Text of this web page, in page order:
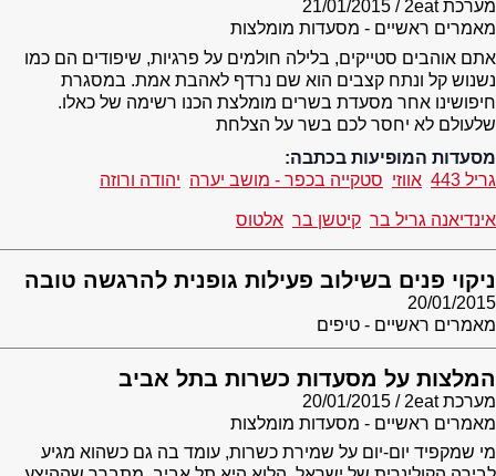
מערכת 2eat
21/01/2015
מאמרים ראשיים - מסעדות מומלצות
אתם אוהבים סטייקים, בלילה חולמים על פרגיות, שיפודים הם כמו
נשנוש קל ונתח קצבים הוא שם נרדף לאהבת אמת. במסגרת
חיפושינו אחר מסעדת בשרים מומלצת הכנו רשימה של כאלו.
שלעולם לא יחסר לכם בשר על הצלחת
מסעדות המופיעות בכתבה:
גריל 443
אווזי סטקייה בכפר - מושב יערה יהודה ורוזה
אינדיאנה גריל בר קיטשן בר אלטוס
ניקוי פנים בשילוב פעילות גופנית להרגשה טובה
20/01/2015
מאמרים ראשיים - טיפים
המלצות על מסעדות כשרות בתל אביב
מערכת 2eat
20/01/2015
מאמרים ראשיים - מסעדות מומלצות
מי שמקפיד יום-יום על שמירת כשרות, עומד בה גם כשהוא מגיע